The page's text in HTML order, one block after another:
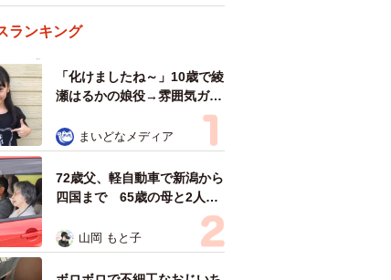
ランキング
「化けましたね～」10歳で綾
瀬はるかの娘役→雰囲気ガラ
リの18歳に成長 「メイクで
雰囲気が」「宝塚に入れそ
う」
まいどなメディア
72歳父、軽自動車で新潟から
四国まで 65歳の母と2人で
3泊4日の旅 パーキングの休
憩まで分刻み… 「大学生で
も組まねえよ！」
山岡 もと子